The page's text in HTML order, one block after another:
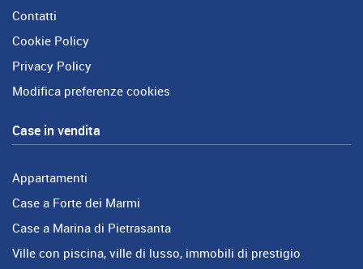
Contatti
Cookie Policy
Privacy Policy
Modifica preferenze cookies
Case in vendita
Appartamenti
Case a Forte dei Marmi
Case a Marina di Pietrasanta
Ville con piscina, ville di lusso, immobili di prestigio